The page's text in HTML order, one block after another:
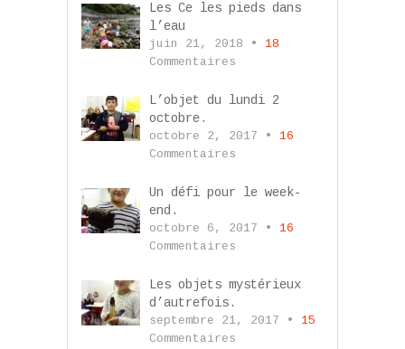
Les Ce les pieds dans
l’eau
juin 21, 2018 • 18
Commentaires
L’objet du lundi 2
octobre.
octobre 2, 2017 • 16
Commentaires
Un défi pour le week-
end.
octobre 6, 2017 • 16
Commentaires
Les objets mystérieux
d’autrefois.
septembre 21, 2017 • 15
Commentaires